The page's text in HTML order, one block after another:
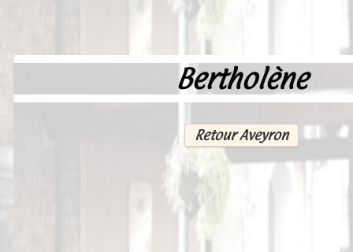
Videos--Lavoirs
Un Peu d'Histoire
Outils-des-Lavandières
Bertholène
Retour Aveyron